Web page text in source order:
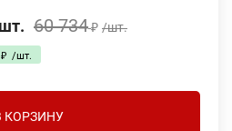
шт. 60 734 ₽ /шт.
₽ /шт.
КОРЗИНУ